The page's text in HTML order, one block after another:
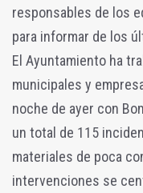
responsables de los
para informar de los
El Ayuntamiento ha
municipales y
noche de ayer con
un total de 115
materiales de poca
intervenciones se